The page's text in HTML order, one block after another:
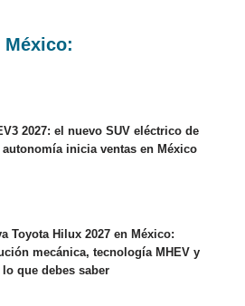
México:
2027: el nuevo SUV eléctrico de
autonomía inicia ventas en México
Toyota Hilux 2027 en México:
mecánica, tecnología MHEV y
que debes saber